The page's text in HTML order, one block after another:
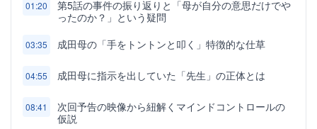
01:20
第5話の事件の振り返りと「母が自分の意思だけでや
ったのか？」という疑問
03:35 成田母の「手をトントンと叩く」特徴的な仕草
04:55 成田母に指示を出していた「先生」の正体とは
08:41
次回予告の映像から紐解くマインドコントロールの
仮説